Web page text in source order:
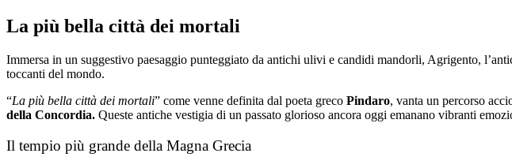
Salta
al
La più bella città dei mortali
Immersa in un suggestivo paesaggio punteggiato da antichi ulivi e candidi mandorli, Agrigento,
toccanti del mondo.
“La più bella città dei mortali” come venne definita dal poeta greco Pindaro, vanta un percorso
della Concordia. Queste antiche vestigia di un passato glorioso ancora oggi emanano vibranti
Il tempio più grande della Magna Grecia